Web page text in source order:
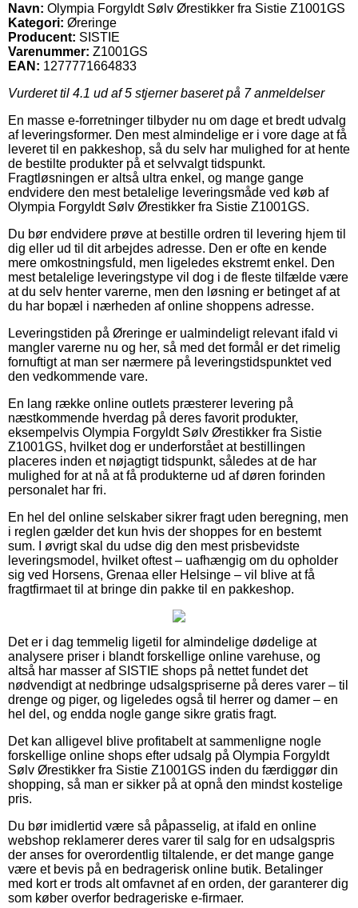
Navn: Olympia Forgyldt Sølv Ørestikker fra Sistie Z1001GS
Kategori: Øreringe
Producent: SISTIE
Varenummer: Z1001GS
EAN: 1277771664833
Vurderet til 4.1 ud af 5 stjerner baseret på 7anmeldelser
En masse e-forretninger tilbyder nu om dage et bredt udvalg
af leveringsformer. Den mest almindelige er i vore dage at få
leveret til en pakkeshop, så du selv har mulighed for at hente
de bestilte produkter på et selvvalgt tidspunkt.
Fragtløsningen er altså ultra enkel, og mange gange
endvidere den mest betalelige leveringsmåde ved køb af
Olympia Forgyldt Sølv Ørestikker fra Sistie Z1001GS.
Du bør endvidere prøve at bestille ordren til levering hjem til
dig eller ud til dit arbejdes adresse. Den er ofte en kende
mere omkostningsfuld, men ligeledes ekstremt enkel. Den
mest betalelige leveringstype vil dog i de fleste tilfælde være
at du selv henter varerne, men den løsning er betinget af at
du har bopæl i nærheden af online shoppens adresse.
Leveringstiden på Øreringe er ualmindeligt relevant ifald vi
mangler varerne nu og her, så med det formål er det rimelig
fornuftigt at man ser nærmere på leveringstidspunktet ved
den vedkommende vare.
En lang række online outlets præsterer levering på
næstkommende hverdag på deres favorit produkter,
eksempelvis Olympia Forgyldt Sølv Ørestikker fra Sistie
Z1001GS, hvilket dog er underforstået at bestillingen
placeres inden et nøjagtigt tidspunkt, således at de har
mulighed for at nå at få produkterne ud af døren forinden
personalet har fri.
En hel del online selskaber sikrer fragt uden beregning, men
i reglen gælder det kun hvis der shoppes for en bestemt
sum. I øvrigt skal du udse dig den mest prisbevidste
leveringsmodel, hvilket oftest – uafhængig om du opholder
sig ved Horsens, Grenaa eller Helsinge – vil blive at få
fragtfirmaet til at bringe din pakke til en pakkeshop.
Det er i dag temmelig ligetil for almindelige dødelige at
analysere priser i blandt forskellige online varehuse, og
altså har masser af SISTIE shops på nettet fundet det
nødvendigt at nedbringe udsalgspriserne på deres varer – til
drenge og piger, og ligeledes også til herrer og damer – en
hel del, og endda nogle gange sikre gratis fragt.
Det kan alligevel blive profitabelt at sammenligne nogle
forskellige online shops efter udsalg på Olympia Forgyldt
Sølv Ørestikker fra Sistie Z1001GS inden du færdiggør din
shopping, så man er sikker på at opnå den mindst kostelige
pris.
Du bør imidlertid være så påpasselig, at ifald en online
webshop reklamerer deres varer til salg for en udsalgspris
der anses for overordentlig tiltalende, er det mange gange
være et bevis på en bedragerisk online butik. Betalinger
med kort er trods alt omfavnet af en orden, der garanterer dig
som køber overfor bedrageriske e-firmaer.